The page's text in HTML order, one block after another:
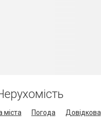
міста Погода Довідкова